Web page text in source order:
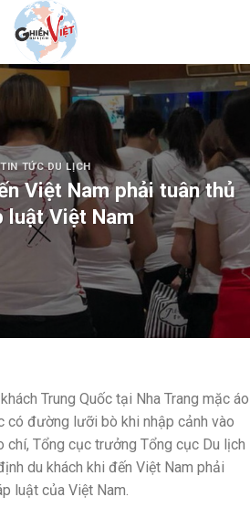
TIN TỨC DU LỊCH
Việt Nam phải tuân thủ
luật Việt Nam
Trung Quốc tại Nha Trang mặc áo
có đường lưỡi bò khi nhập cảnh vào
chí, Tổng cục trưởng Tổng cục Du lịch
du khách khi đến Việt Nam phải
luật của Việt Nam.